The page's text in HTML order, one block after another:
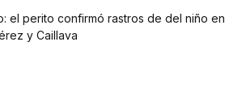
el perito confirmó rastros de del niño en
y Caillava